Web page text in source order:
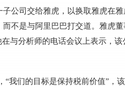
公司交给雅虎，以换取雅虎在
不是与阿里巴巴打交道。雅虎董
与分析师的电话会议上表示，
“我们的目标是保持税前价值”，